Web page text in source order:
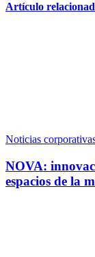
Artículo
Noticias
NOVA:
espacios de la